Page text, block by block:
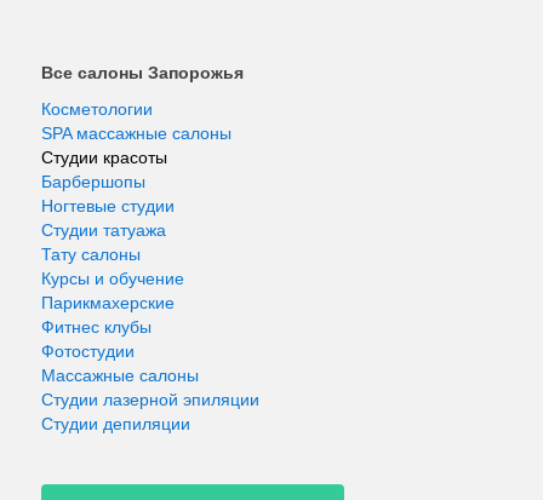
Все салоны Запорожья
Косметологии
SPA массажные салоны
Студии красоты
Барбершопы
Ногтевые студии
Студии татуажа
Тату салоны
Курсы и обучение
Парикмахерские
Фитнес клубы
Фотостудии
Массажные салоны
Студии лазерной эпиляции
Студии депиляции